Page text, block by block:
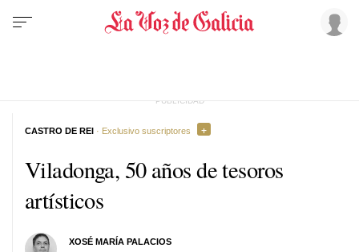
Viladonga, 50 años de tesoros
artísticos
XOSÉ MARÍA PALACIOS
CASTRO DE REI · Exclusivo suscriptores